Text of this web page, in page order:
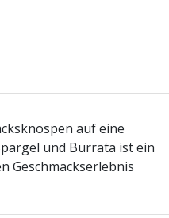
auf eine
und Burrata ist ein
Geschmackserlebnis